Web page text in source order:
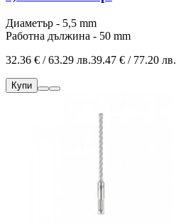
Диаметър - 5,5 mm
Работна дължина - 50 mm
32.36 € / 63.29 лв.39.47 € / 77.20 лв.
Купи